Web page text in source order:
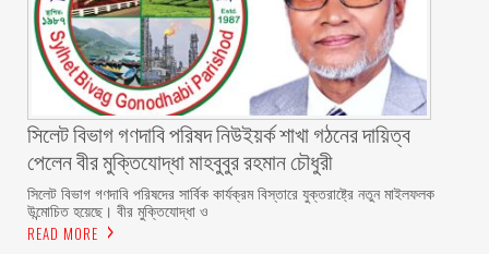
সিলেট বিভাগ গণদাবি পরিষদ নিউইয়র্ক শাখা গঠনের দায়িত্ব
পেলেন বীর মুক্তিযোদ্ধা মাহবুবুর রহমান চৌধুরী ‎ ‎
‎সিলেট বিভাগ গণদাবি পরিষদের সার্বিক কার্যক্রম বিস্তারে যুক্তরাষ্ট্রে নতুন মাইলফলক
উন্মোচিত হয়েছে। বীর মুক্তিযোদ্ধা ও
READ MORE